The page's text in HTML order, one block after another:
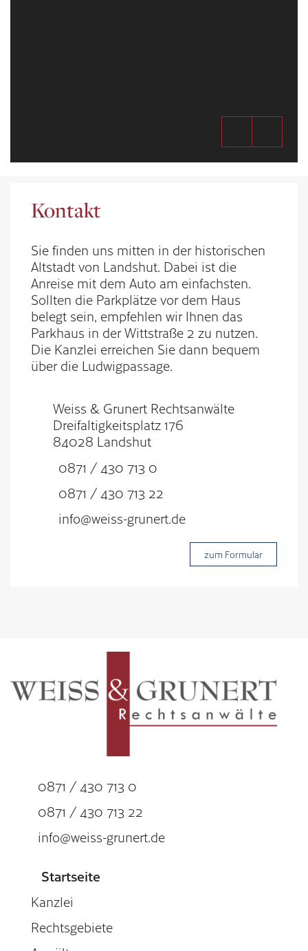
Kontakt
Sie finden uns mitten in der historischen
Altstadt von Landshut. Dabei ist die
Anreise mit dem Auto am einfachsten.
Sollten die Parkplätze vor dem Haus
belegt sein, empfehlen wir Ihnen das
Parkhaus in der Wittstraße 2 zu nutzen.
Die Kanzlei erreichen Sie dann bequem
über die Ludwigpassage.
Weiss & Grunert Rechtsanwälte
Dreifaltigkeitsplatz 176
84028 Landshut
0871 / 430 713 0
0871 / 430 713 22
info@weiss-grunert.de
zum Formular
0871 / 430 713 0
0871 / 430 713 22
info@weiss-grunert.de
Startseite
Kanzlei
Rechtsgebiete